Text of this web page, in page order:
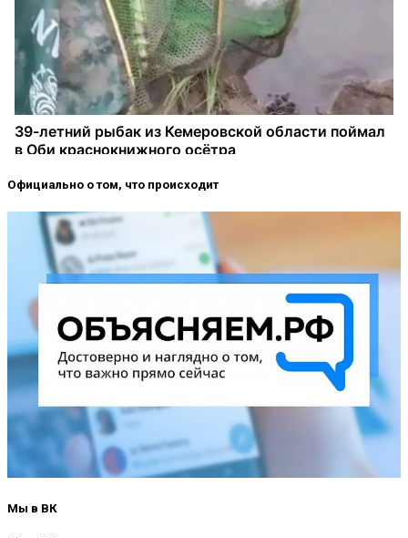
Официально о том, что происходит
Мы в ВК